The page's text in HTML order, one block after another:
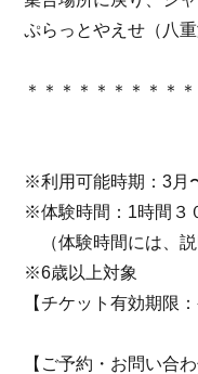
ぷらっとやえせ（八
＊＊＊＊＊＊＊＊＊
※利用可能時期：3月
※体験時間：1時間３
（体験時間には、説
※6歳以上対象
【チケット有効期限
【ご予約・お問い合わ